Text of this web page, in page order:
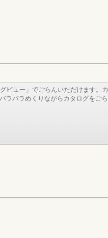
ビュー」でごらんいただけます。カ
ラパラめくりながらカタログをごら